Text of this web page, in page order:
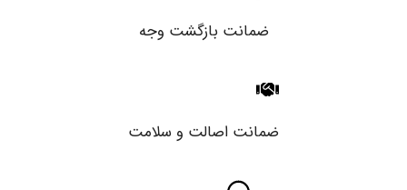
ضمانت بازگشت وجه
ضمانت اصالت و سلامت